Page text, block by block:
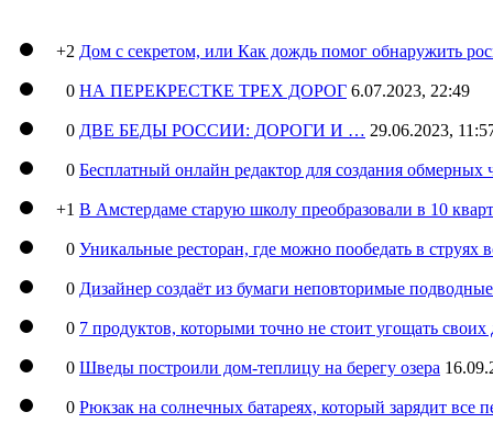
+2 Дом с секретом, или Как дождь помог обнаружить
0 НА ПЕРЕКРЕСТКЕ ТРЕХ ДОРОГ 6.07.2023, 22:49
0 ДВЕ БЕДЫ РОССИИ: ДОРОГИ И … 29.06.2023,
0 Бесплатный онлайн редактор для создания обмерных
+1 В Амстердаме старую школу преобразовали в 10
0 Уникальные ресторан, где можно пообедать в струях
0 Дизайнер создаёт из бумаги неповторимые
0 7 продуктов, которыми точно не стоит угощать
0 Шведы построили дом-теплицу на берегу озера
0 Рюкзак на солнечных батареях, который зарядит все